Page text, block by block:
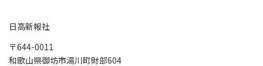
日高新報社
〒644-0011
和歌山県御坊市湯川町財部604